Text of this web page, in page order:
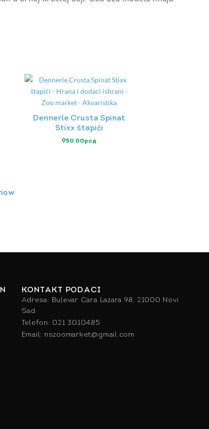
Dennerle Crusta Spinat
Stixx štapići
950.00рсд
KONTAKT PODACI
Adresa: Bulevar Cara Lazara 98, 21000 Novi
Sad
Telefon: 021 3010485
Email: nszoomarket@gmail.com